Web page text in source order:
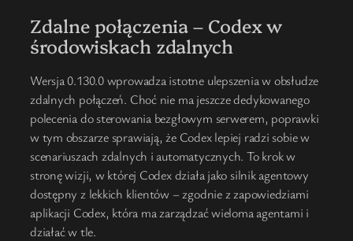
Zdalne połączenia – Codex w
środowiskach zdalnych
Wersja 0.130.0 wprowadza istotne ulepszenia w obsłudze
zdalnych połączeń. Choć nie ma jeszcze dedykowanego
polecenia do sterowania bezgłowym serwerem, poprawki
w tym obszarze sprawiają, że Codex lepiej radzi sobie w
scenariuszach zdalnych i automatycznych. To krok w
stronę wizji, w której Codex działa jako silnik agentowy
dostępny z lekkich klientów – zgodnie z zapowiedziami
aplikacji Codex, która ma zarządzać wieloma agentami i
działać w tle.